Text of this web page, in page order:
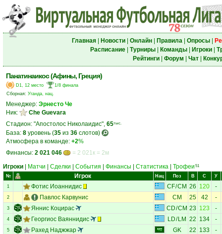
Главная| Новости| Онлайн| Правила| Опросы|
Расписание| Турниры| Команды| Игроки|
Рейтинги| Форум Чат|
Панатинаикос (Афины, Греция)
D1, 12 место
1/8 финала
Сборная: Уганда, нац.
Менеджер: Эрнесто Че
Ник:
Che Guevara
Стадион: "Апостолос Николаидис", 65тыс.
База: 8 уровень (35 из 36 слотов)
Атмосфера в команде: +2%
Финансы: 2 021 046
= 2 021к = 2м
Игроки
Матчи Сделки События Финансы Статистика Трофеи 51
№ Игрок Нац Поз В С У
1 Фотис Иоаннидис CF/CM 26 120 -
2 Павлос Карвунис CM 25 42 -
3 Яннис Коцирас CD/CM 23 123 -
4 Георгиос Ваяннидис LD/ LM 22 134 -
5 Рахед Наджжар GK 22 133 -